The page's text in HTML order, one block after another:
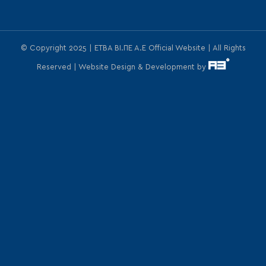
© Copyright 2025 | ΕΤΒΑ ΒΙ.ΠΕ Α.Ε Official Website | All Rights
Reserved | Website Design & Development by